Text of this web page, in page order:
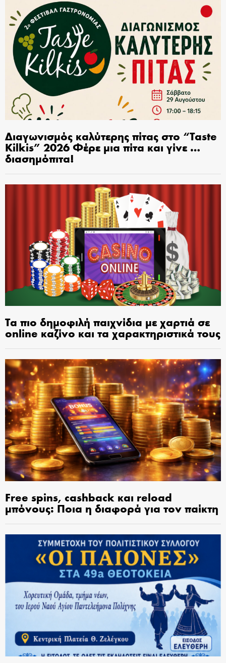
Διαγωνισμός καλύτερης πίτας στο “Taste
Kilkis” 2026 Φέρε μια πίτα και γίνε …
διασημόπιτα!
Τα πιο δημοφιλή παιχνίδια με χαρτιά σε
online καζίνο και τα χαρακτηριστικά τους
Free spins, cashback και reload
μπόνους: Ποια η διαφορά για τον παίκτη